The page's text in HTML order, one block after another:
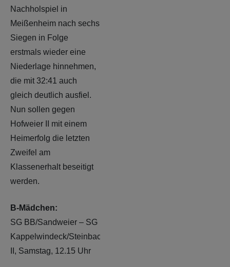
Nachholspiel in
Meißenheim nach sechs
Siegen in Folge
erstmals wieder eine
Niederlage hinnehmen,
die mit 32:41 auch
gleich deutlich ausfiel.
Nun sollen gegen
Hofweier II mit einem
Heimerfolg die letzten
Zweifel am
Klassenerhalt beseitigt
werden.
B-Mädchen:
SG BB/Sandweier – SG
Kappelwindeck/Steinbach
II, Samstag, 12.15 Uhr